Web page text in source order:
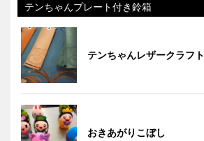
テンちゃんプレート付き鈴箱
テンちゃんレザークラフト
おきあがりこぼし